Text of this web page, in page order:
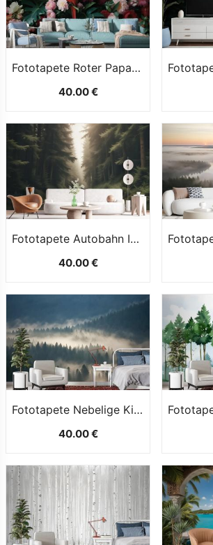
Fototapete Roter Papagei Mit Bunten Blumen
40.00 €
Fototapete Autobahn Im Wald
40.00 €
Fototapete Nebelige Kiefernwaldlandschaft
40.00 €